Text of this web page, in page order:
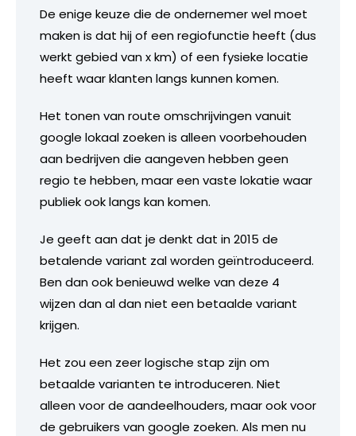
De enige keuze die de ondernemer wel moet
maken is dat hij of een regiofunctie heeft (dus
werkt gebied van x km) of een fysieke locatie
heeft waar klanten langs kunnen komen.
Het tonen van route omschrijvingen vanuit
google lokaal zoeken is alleen voorbehouden
aan bedrijven die aangeven hebben geen
regio te hebben, maar een vaste lokatie waar
publiek ook langs kan komen.
Je geeft aan dat je denkt dat in 2015 de
betalende variant zal worden geïntroduceerd.
Ben dan ook benieuwd welke van deze 4
wijzen dan al dan niet een betaalde variant
krijgen.
Het zou een zeer logische stap zijn om
betaalde varianten te introduceren. Niet
alleen voor de aandeelhouders, maar ook voor
de gebruikers van google zoeken. Als men nu